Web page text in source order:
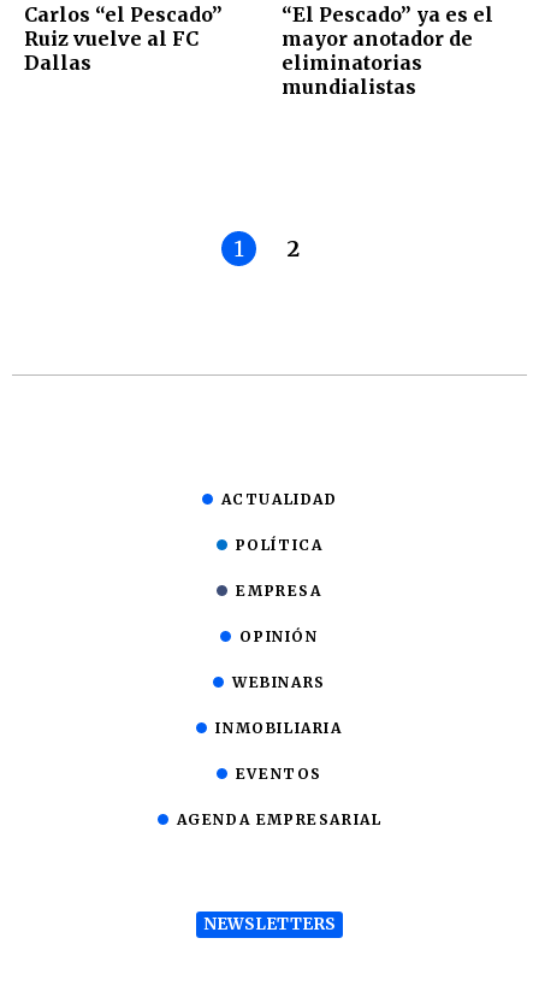
Carlos “el Pescado”
Ruiz vuelve al FC
Dallas
“El Pescado” ya es el
mayor anotador de
eliminatorias
mundialistas
1 2
ACTUALIDAD
POLÍTICA
EMPRESA
OPINIÓN
WEBINARS
INMOBILIARIA
EVENTOS
AGENDA EMPRESARIAL
NEWSLETTERS